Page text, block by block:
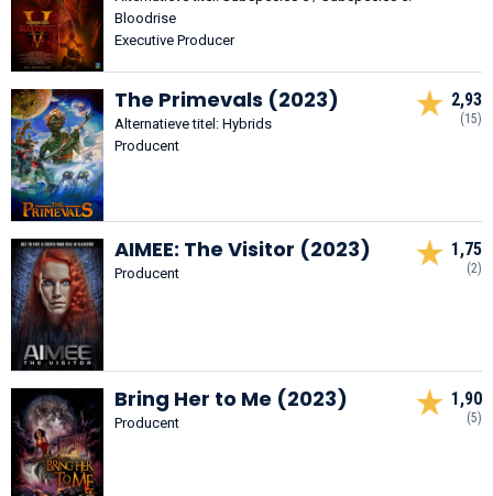
Bloodrise
Executive Producer
The Primevals (2023)
Alternatieve titel: Hybrids
Producent
2,93
(15)
AIMEE: The Visitor (2023)
Producent
1,75
(2)
Bring Her to Me (2023)
Producent
1,90
(5)